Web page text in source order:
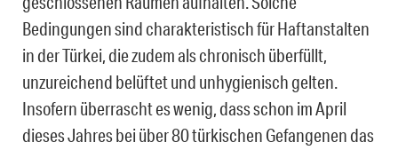
Bedingungen sind charakteristisch für Haftanstalten
in der Türkei, die zudem als chronisch überfüllt,
unzureichend belüftet und unhygienisch gelten.
Insofern überrascht es wenig, dass schon im April
dieses Jahres bei über 80 türkischen Gefangenen das